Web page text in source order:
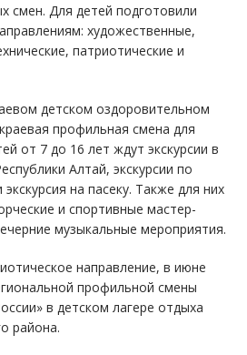
смен. Для детей подготовили
художественные,
патриотические и
детском оздоровительном
профильная смена для
от 7 до 16 лет ждут экскурсии в
Алтай, экскурсии по
на пасеку. Также для них
и спортивные мастер-
музыкальные мероприятия.
направление, в июне
профильной смены
в детском лагере отдыха
района.